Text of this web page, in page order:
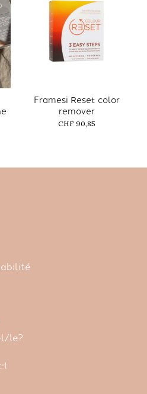
Framesi Reset color
remover
CHF 90,85
le?